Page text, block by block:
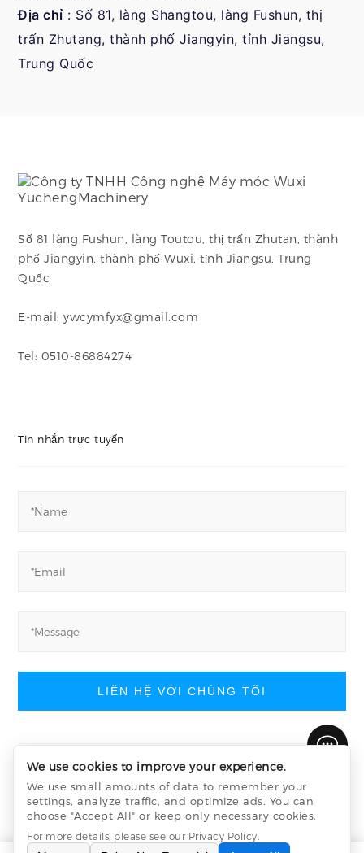
Địa chỉ : Số 81, làng Shangtou, làng Fushun, thị
trấn Zhutang, thành phố Jiangyin, tỉnh Jiangsu,
Trung Quốc
Số 81 làng Fushun, làng Toutou, thị trấn Zhutan, thành
phố Jiangyin, thành phố Wuxi, tỉnh Jiangsu, Trung
Quốc
E-mail: ywcymfyx@gmail.com
Tel: 0510-86884274
Tin nhắn trực tuyến
LIÊN HỆ VỚI CHÚNG TÔI
Công ty TNHH Công nghệ Máy móc Wuxi
YuchengMachinery
©All Rights Reserved
Privacy Policy
sitemap.xml sitemap.html
We use cookies to improve your experience.
We use small amounts of data to remember your
settings, analyze traffic, and optimize ads. You can
choose "Accept All" or keep only necessary cookies.
For more details, please see our Privacy Policy